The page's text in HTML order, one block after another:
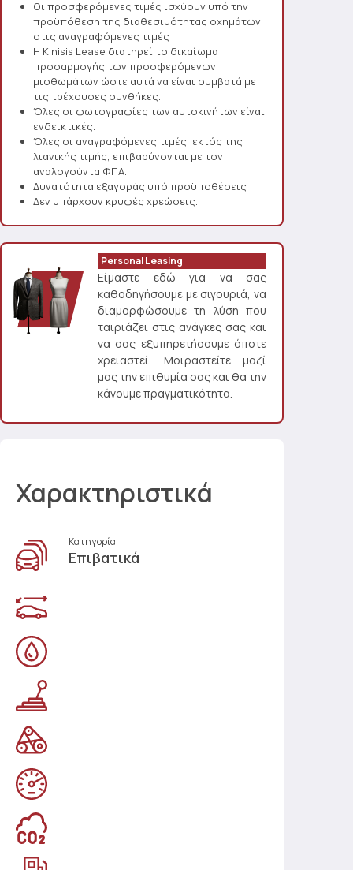
Οι προσφερόμενες τιμές ισχύουν υπό την
προϋπόθεση της διαθεσιμότητας οχημάτων
στις αναγραφόμενες τιμές
Η Kinisis Lease διατηρεί το δικαίωμα
προσαρμογής των προσφερόμενων
μισθωμάτων ώστε αυτά να είναι συμβατά με
τις τρέχουσες συνθήκες.
Όλες οι φωτογραφίες των αυτοκινήτων είναι
ενδεικτικές.
Όλες οι αναγραφόμενες τιμές, εκτός της
λιανικής τιμής, επιβαρύνονται με τον
αναλογούντα ΦΠΑ.
Δυνατότητα εξαγοράς υπό προϋποθέσεις
Δεν υπάρχουν κρυφές χρεώσεις.
Personal Leasing
Είμαστε εδώ για να σας
καθοδηγήσουμε με σιγουριά, να
διαμορφώσουμε τη λύση που
ταιριάζει στις ανάγκες σας και
να σας εξυπηρετήσουμε όποτε
χρειαστεί. Μοιραστείτε μαζί
μας την επιθυμία σας και θα την
κάνουμε πραγματικότητα.
Χαρακτηριστικά
Κατηγορία
Επιβατικά